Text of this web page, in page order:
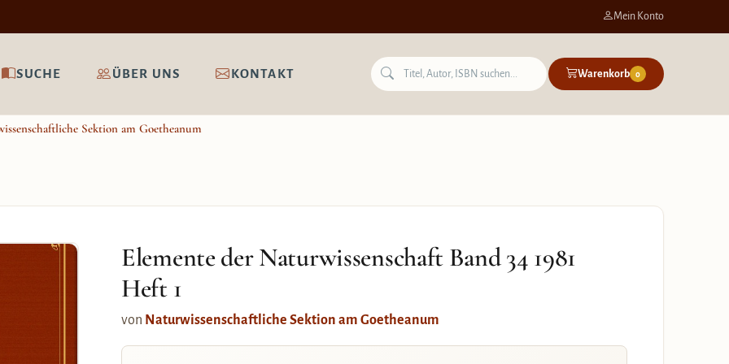
Mein Konto
SUCHE ÜBER UNS KONTAKT Warenkorb 0
Sektion am Goetheanum
Elemente der Naturwissenschaft Band 34 1981
Heft 1
von Naturwissenschaftliche Sektion am Goetheanum